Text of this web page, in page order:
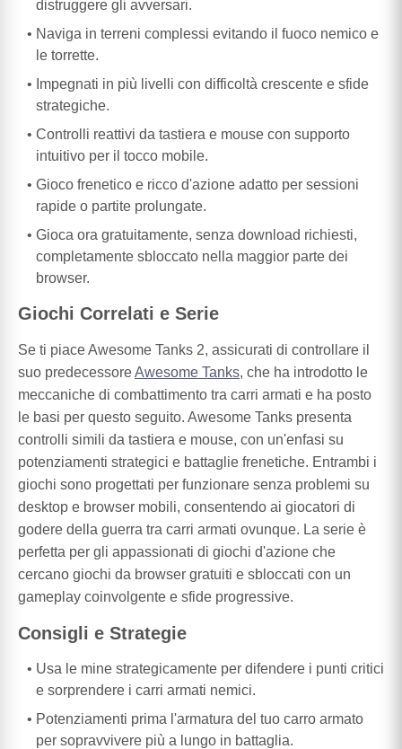
distruggere gli avversari.
Naviga in terreni complessi evitando il fuoco nemico e
le torrette.
Impegnati in più livelli con difficoltà crescente e sfide
strategiche.
Controlli reattivi da tastiera e mouse con supporto
intuitivo per il tocco mobile.
Gioco frenetico e ricco d'azione adatto per sessioni
rapide o partite prolungate.
Gioca ora gratuitamente, senza download richiesti,
completamente sbloccato nella maggior parte dei
browser.
Giochi Correlati e Serie
Se ti piace Awesome Tanks 2, assicurati di controllare il
suo predecessoreAwesome Tanks, che ha introdotto le
meccaniche di combattimento tra carri armati e ha posto
le basi per questo seguito. Awesome Tanks presenta
controlli simili da tastiera e mouse, con un'enfasi su
potenziamenti strategici e battaglie frenetiche. Entrambi i
giochi sono progettati per funzionare senza problemi su
desktop e browser mobili, consentendo ai giocatori di
godere della guerra tra carri armati ovunque. La serie è
perfetta per gli appassionati di giochi d'azione che
cercano giochi da browser gratuiti e sbloccati con un
gameplay coinvolgente e sfide progressive.
Consigli e Strategie
Usa le mine strategicamente per difendere i punti critici
e sorprendere i carri armati nemici.
Potenziamenti prima l'armatura del tuo carro armato
per sopravvivere più a lungo in battaglia.